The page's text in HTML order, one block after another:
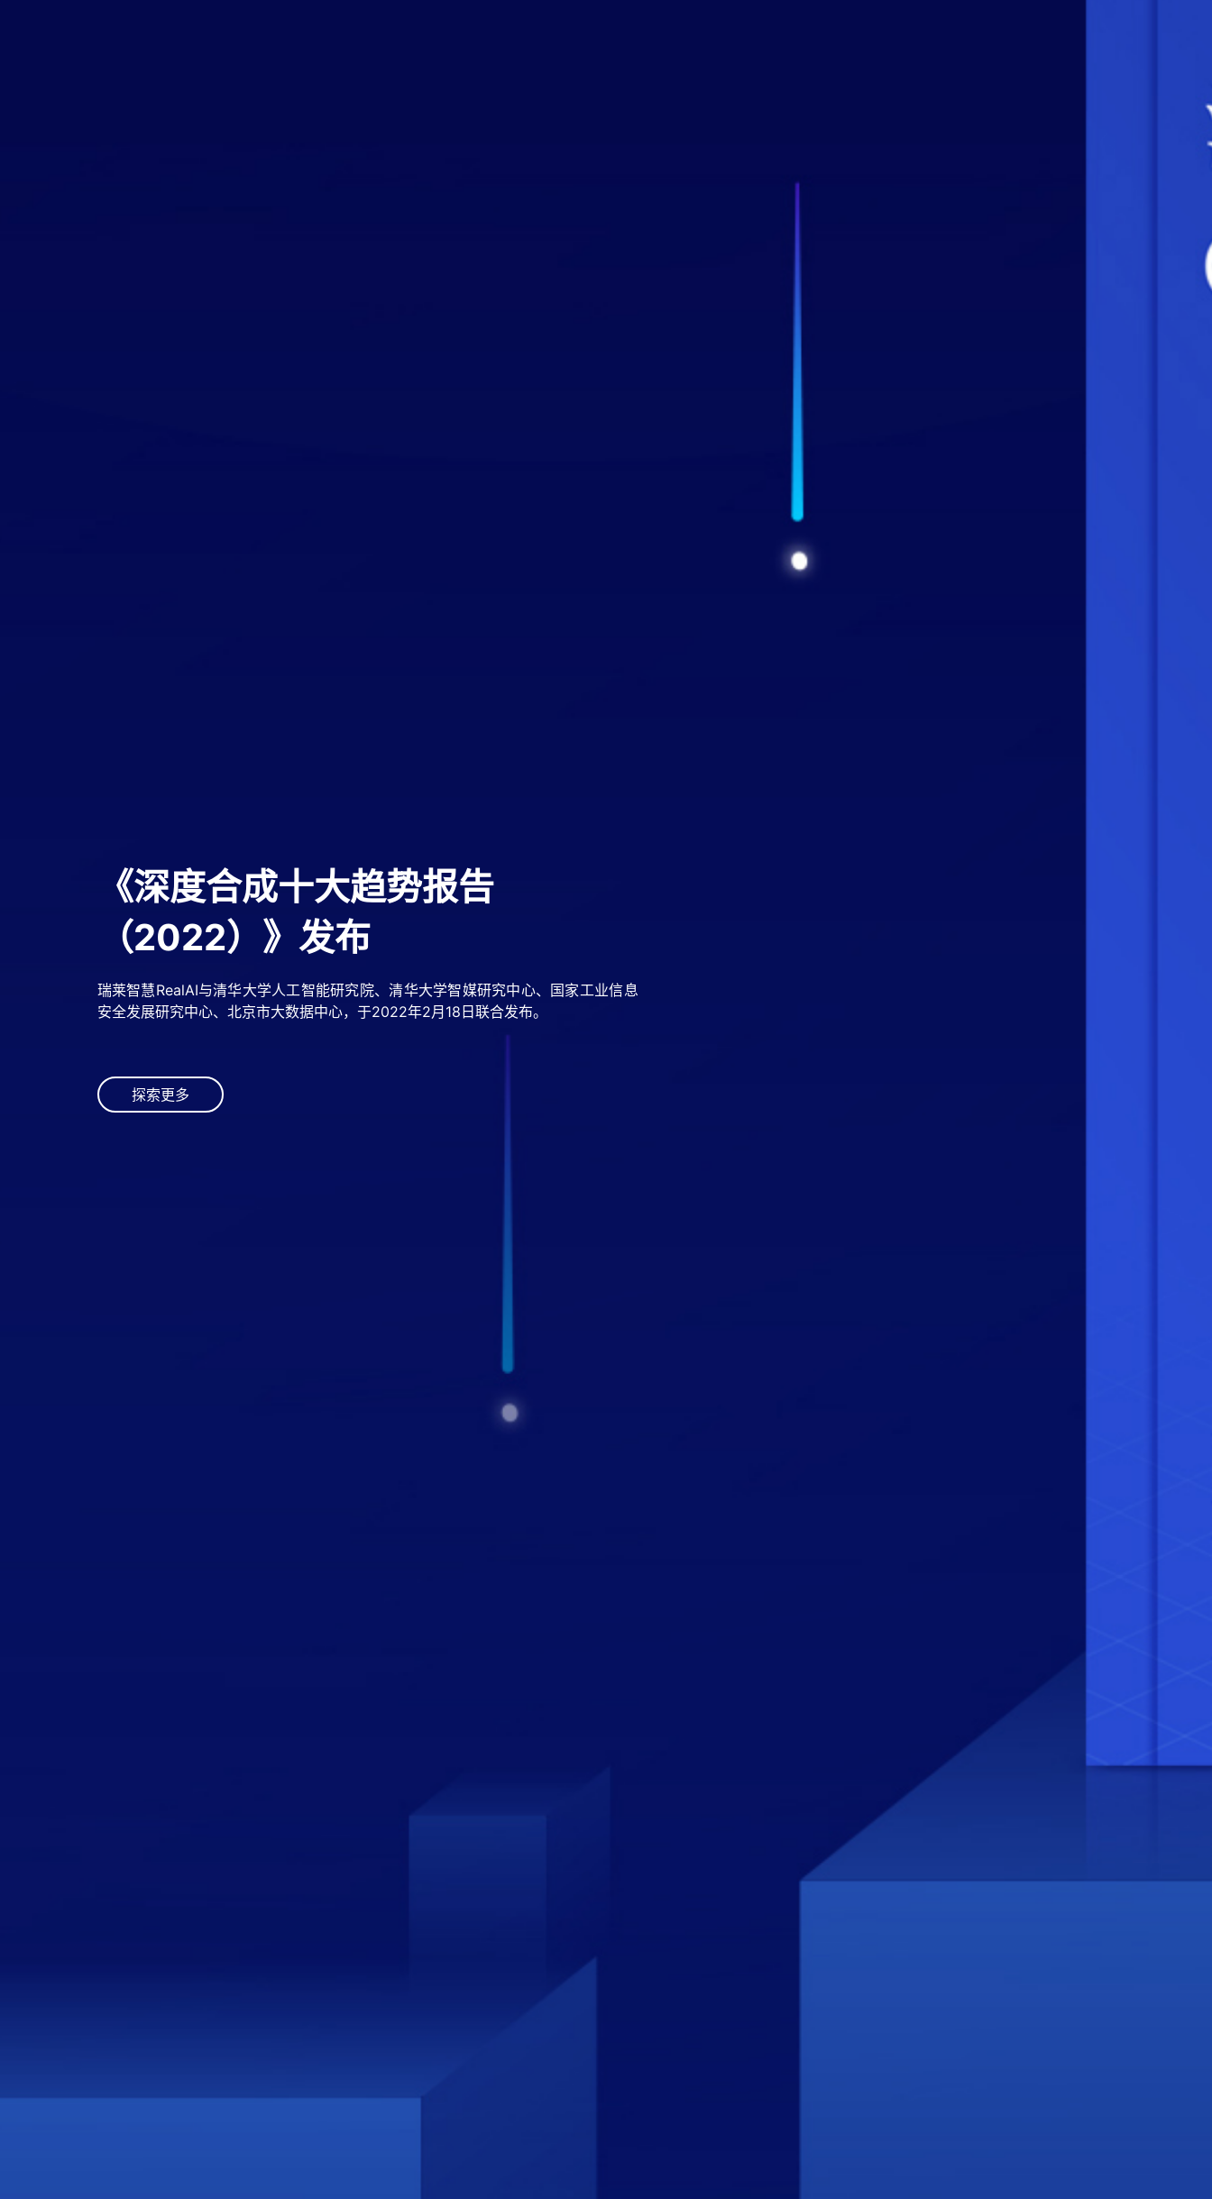
安全、可靠、可控的人工智能基础
设施领航者
瑞莱智慧RealAI是人工智能基础设施和解决方案提供商，致力于以安全、可信、可
探索更多
《深度合成十大趋势报告
（2022）》发布
瑞莱智慧RealAI与清华大学人工智能研究院、清华大学智媒研究中心、国家工业信息
安全发展研究中心、北京市大数据中心，于2022年2月18日联合发布。
探索更多